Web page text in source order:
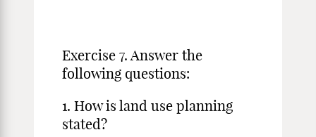
Exercise 7. Answer the
following questions:
1. How is land use planning
stated?